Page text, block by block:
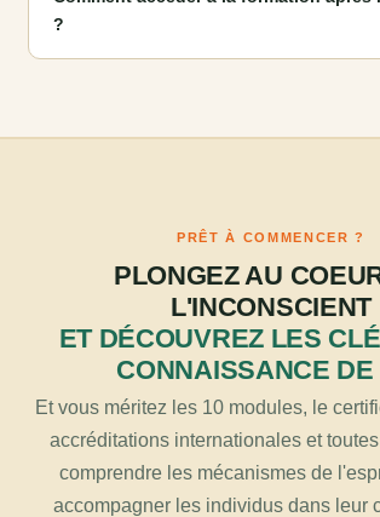
?
PRÊT À COMMENCER ?
PLONGEZ AU
L'INCONSCIENT
ET DÉCOUVREZ LES
CONNAISSANCE DE
Et vous méritez les 10 modules, le
accréditations internationales et
comprendre les mécanismes de
accompagner les individus dans leur